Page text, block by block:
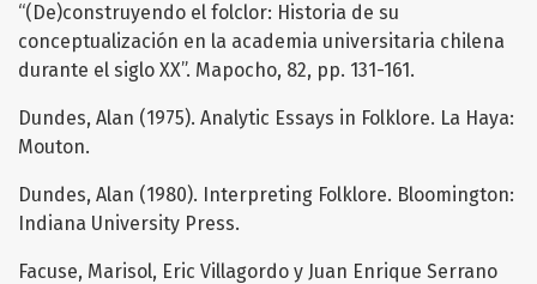
“(De)construyendo el folclor: Historia de su
conceptualización en la academia universitaria chilena
durante el siglo XX”. Mapocho, 82, pp. 131-161.
Dundes, Alan (1975). Analytic Essays in Folklore. La Haya:
Mouton.
Dundes, Alan (1980). Interpreting Folklore. Bloomington:
Indiana University Press.
Facuse, Marisol, Eric Villagordo y Juan Enrique Serrano